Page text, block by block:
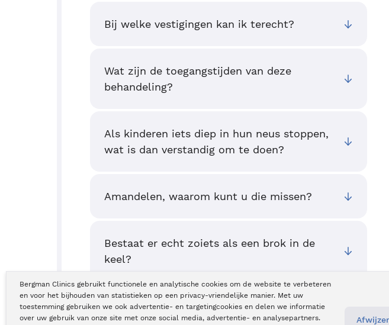
Bergman Clinics gebruikt functionele en analytische cookies om de website te verbeteren
en voor het bijhouden van statistieken op een privacy-vriendelijke manier. Met uw
toestemming gebruiken we ook advertentie- en targetingcookies en delen we informatie
over uw gebruik van onze site met onze social media, advertentie- en analysepartners.
Bij welke vestigingen kan ik terecht?
Wat zijn de toegangstijden van deze
behandeling?
Als kinderen iets diep in hun neus stoppen,
wat is dan verstandig om te doen?
Amandelen, waarom kunt u die missen?
Bestaat er echt zoiets als een brok in de
keel?